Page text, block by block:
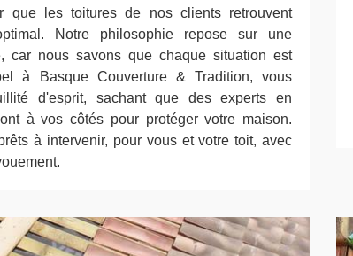
que les toitures de nos clients retrouvent
Notre philosophie repose sur une
car nous savons que chaque situation est
à Basque Couverture & Tradition, vous
d'esprit, sachant que des experts en
à vos côtés pour protéger votre maison.
à intervenir, pour vous et votre toit, avec